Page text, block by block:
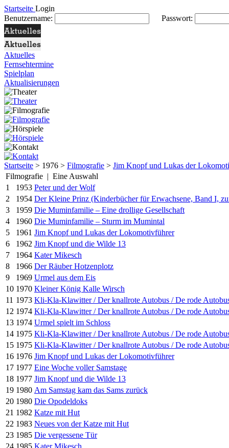
Startseite Login
Benutzername:
Passwort:
Aktuelles
Fernsehtermine
Spielplan
Aktualisierungen
Startseite > 1976 > Filmografie > Jim Knopf und Lukas der
Filmografie | Eine Auswahl
1
1953 Peter und der Wolf
2
1954 Der Kleine Prinz (Kinderbücher für Erwachsene, Band I,
3
1959 Die Muminfamilie – Eine drollige Gesellschaft
4
1960 Die Muminfamilie – Sturm im Mumintal
5
1961 Jim Knopf und Lukas der Lokomotivführer
6
1962 Jim Knopf und die Wilde 13
7
1964 Kater Mikesch
8
1966 Der Räuber Hotzenplotz
9
1969 Urmel aus dem Eis
10 1970 Kleiner König Kalle Wirsch
11 1973 Kli-Kla-Klawitter / Der knallrote Autobus / De rode
12 1974 Kli-Kla-Klawitter / Der knallrote Autobus / De rode
13 1974 Urmel spielt im Schloss
14 1975 Kli-Kla-Klawitter / Der knallrote Autobus / De rode
15 1975 Kli-Kla-Klawitter / Der knallrote Autobus / De rode
16 1976 Jim Knopf und Lukas der Lokomotivführer
17 1977 Eine Woche voller Samstage
18 1977 Jim Knopf und die Wilde 13
19 1980 Am Samstag kam das Sams zurück
20 1980 Die Opodeldoks
21 1982 Katze mit Hut
22 1983 Neues von der Katze mit Hut
23 1985 Die vergessene Tür
24 1985 Kater Mikesch